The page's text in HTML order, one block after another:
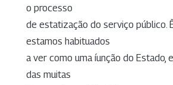
o processo
de estatização do serviço público.
estamos habituados
a ver como uma íunção do Estado,
das muitas